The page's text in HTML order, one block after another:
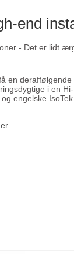
end
- Det er lidt
en
i en
engelske